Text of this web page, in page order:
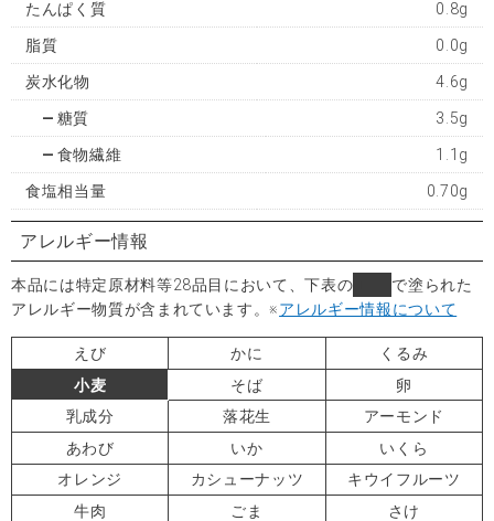
たんぱく質 0.8g
脂質 0.0g
炭水化物 4.6g
糖質 3.5g
食物繊維 1.1g
食塩相当量 0.70g
アレルギー情報
本品には特定原材料等28品目において、下表の
で塗られた
アレルギー物質が含まれています。※アレルギー情報について
えび かに
くるみ
小麦
そば
卵
乳成分
落花生
アーモンド
あわび
いか
いくら
オレンジ
カシューナッツ
キウイフルーツ
牛肉
ごま
さけ